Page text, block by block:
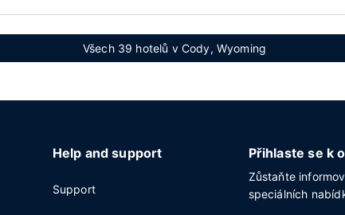
Všech 39 hotelů v Cody, Wyoming
Help and support
Support
Přihlaste se k
Zůstaňte
speciálních